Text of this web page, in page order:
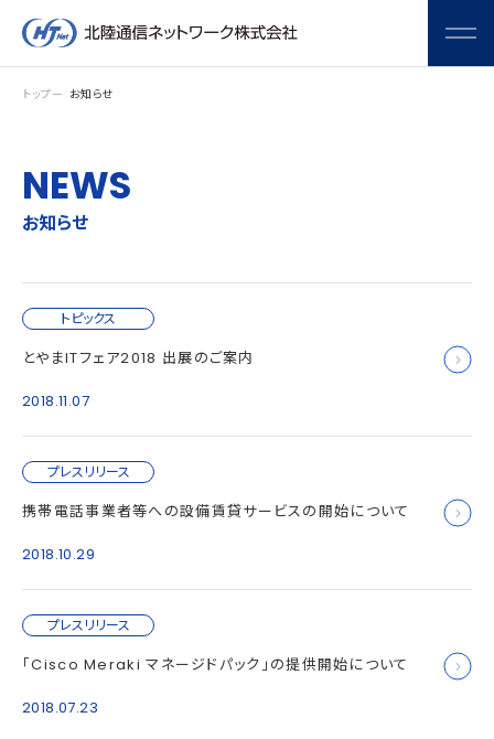
メニ
トップ お知らせ
NEWS
お知らせ
トピックス
とやまITフェア2018 出展のご案内
2018.11.07
プレスリリース
携帯電話事業者等への設備賃貸サービスの開始について
2018.10.29
プレスリリース
「Cisco Meraki マネージドパック」の提供開始について
2018.07.23